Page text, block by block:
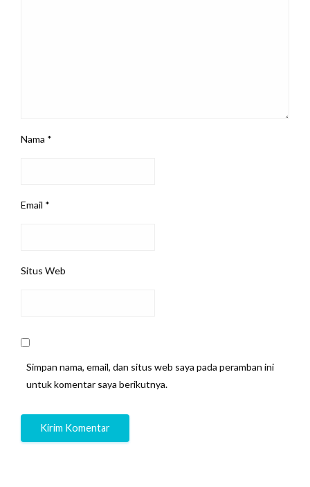
Nama *
Email *
Situs Web
Simpan nama, email, dan situs web saya pada peramban ini
untuk komentar saya berikutnya.